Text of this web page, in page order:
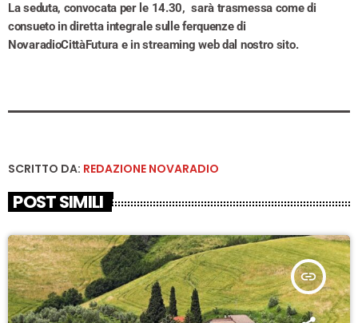
La seduta, convocata per le 14.30, sarà trasmessa come di
consueto in diretta integrale sulle ferquenze di
NovaradioCittàFutura e in streaming web dal nostro sito.
SCRITTO DA: REDAZIONE NOVARADIO
POST SIMILI
insert_link